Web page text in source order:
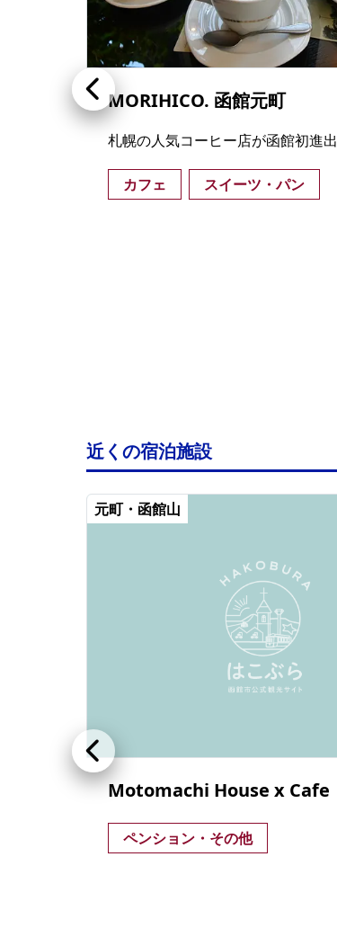
MORIHICO. 函館元町
札幌の人気コーヒー店が函館初進出
カフェ スイーツ・パン
近くの宿泊施設
元町・函館山
Motomachi House x Cafe
ペンション・その他